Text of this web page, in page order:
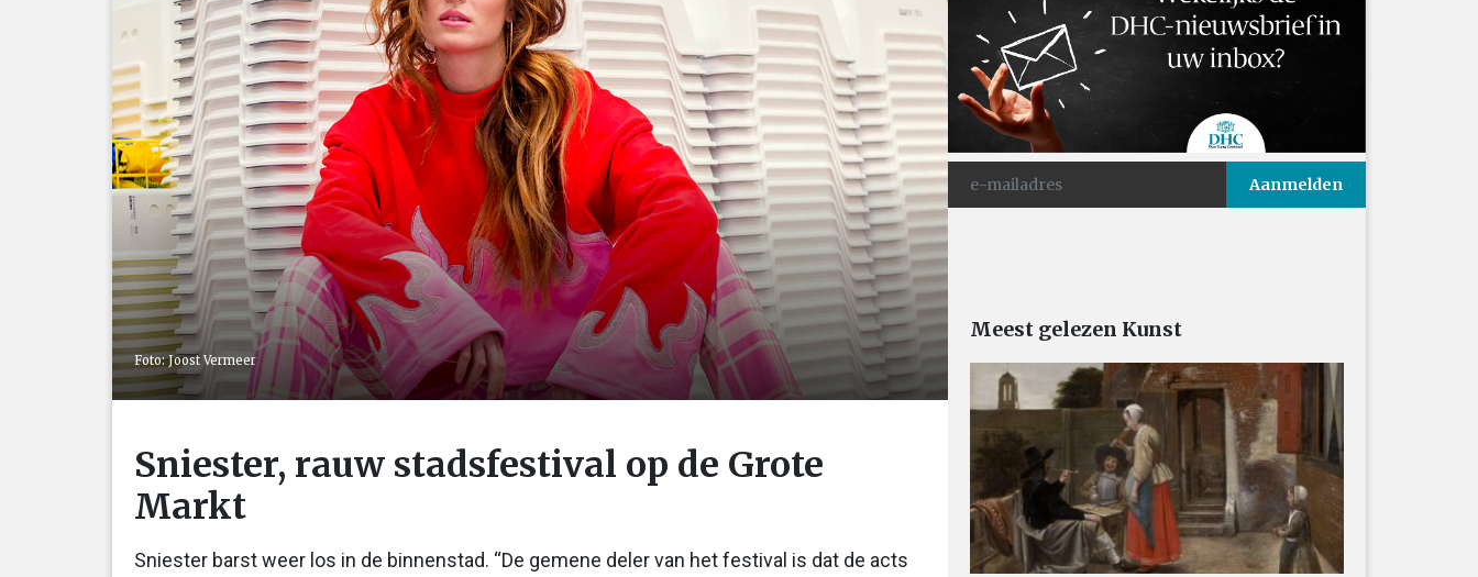
Foto: Joost Vermeer
Sniester, rauw stadsfestival op de Grote
Markt
Sniester barst weer los in de binnenstad. “De gemene deler van het festival is dat de acts
Meest gelezen Kunst